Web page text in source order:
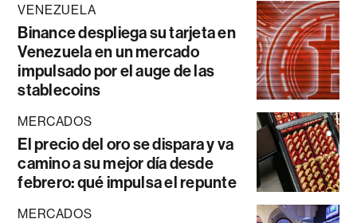
VENEZUELA
Binance despliega su tarjeta en
Venezuela en un mercado
impulsado por el auge de las
stablecoins
MERCADOS
El precio del oro se dispara y va
camino a su mejor día desde
febrero: qué impulsa el repunte
MERCADOS